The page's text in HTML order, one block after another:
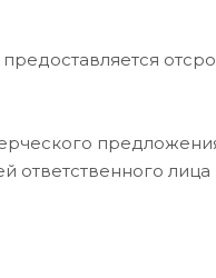
ответственного лица